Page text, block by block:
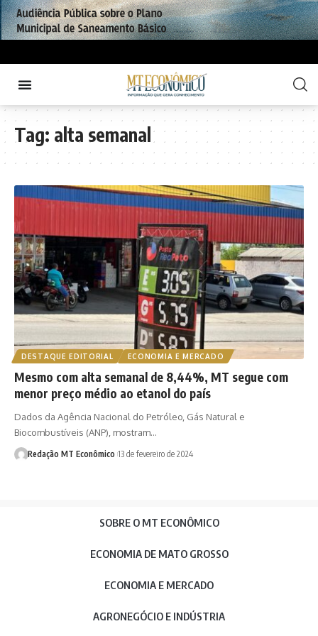
Tag: alta semanal
DESTAQUE EDITORIAL ECONOMIA E MERCADO
Mesmo com alta semanal de 8,44%, MT segue com
menor preço médio ao etanol do país
Dados da Agência Nacional do Petróleo, Gás Natural e
Biocombustíveis (ANP), mostram…
Redação MT Econômico 13 de fevereiro de 2024
SOBRE O MT ECONÔMICO
ECONOMIA DE MATO GROSSO
ECONOMIA E MERCADO
AGRONEGÓCIO E INDÚSTRIA